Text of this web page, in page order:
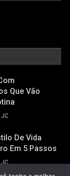
Que Vão
JC
De Vida
Em 5 Passos
JC